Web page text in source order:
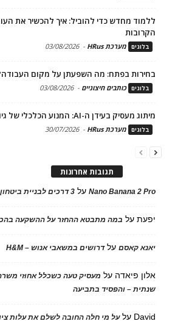
ללמוד מחדש כדי להוביל: איך להכשיר את
הקרובות
בלוגים מערכת HRus -
03/08/2026
בחירות בפתח: מה השפעתן על מקום
בלוגים כותבים חיצוניים -
03/08/2026
מיתוג מעסיק בעידן ה-AI: המנוע הכלכלי של גיוס ושימור טלנטים
בלוגים מערכת HRus -
30/07/2026
תגובות אחרונות
Nano Banana 2 Proעל 3 דרכים לבניית ביטחון עצמי של עובדים
יפעתעל במה מתבטא ההחזר על ההשקעה
יאנא קאסםעלדרושים במשאבי אנוש – H&M
אלון פיאדה על מעסיק טעה כשכלל אחוזי
שנתית – והפסיד בתביעה
David עלעל מי חלה החובה לשלם את עלות